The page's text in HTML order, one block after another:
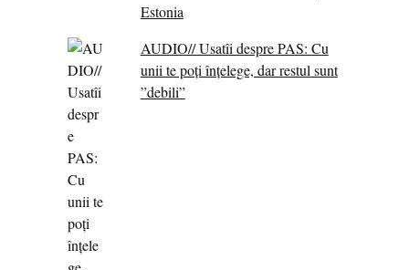
Estonia
AUDIO// Usatîi despre PAS: Cu
unii te poți înțelege, dar restul sunt
”debili”